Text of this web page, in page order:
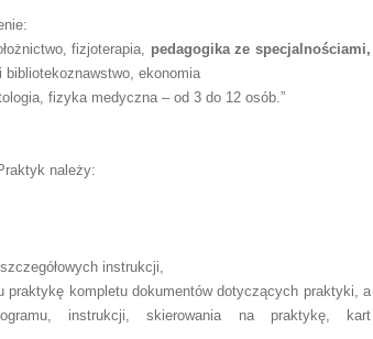
fizjoterapia, pedagogika ze specjalnościami,
bibliotekoznawstwo, ekonomia
fizyka medyczna – od 3 do 12 osób.”
należy:
instrukcji,
praktykę kompletu dokumentów dotyczących praktyki, a
instrukcji, skierowania na praktykę, kart